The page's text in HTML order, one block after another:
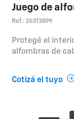
Juego de
Ref.: 26313899
Protegé el
alfombras de
Cotizá el tuyo